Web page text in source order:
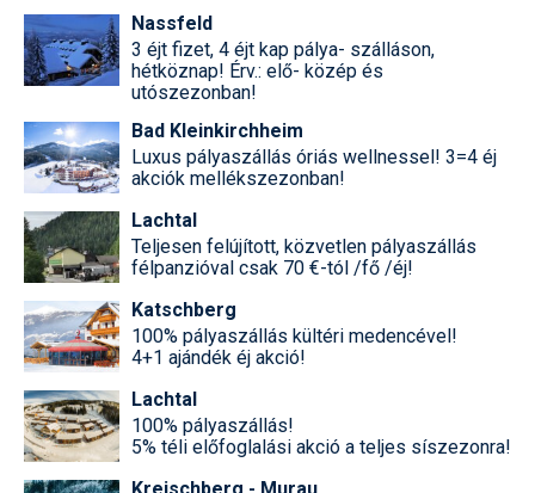
Nassfeld
3 éjt fizet, 4 éjt kap pálya- szálláson,
hétköznap! Érv.: elő- közép és
utószezonban!
Bad Kleinkirchheim
Luxus pályaszállás óriás wellnessel! 3=4 éj
akciók mellékszezonban!
Lachtal
Teljesen felújított, közvetlen pályaszállás
félpanzióval csak 70 €-tól /fő /éj!
Katschberg
100% pályaszállás kültéri medencével!
4+1 ajándék éj akció!
Lachtal
100% pályaszállás!
5% téli előfoglalási akció a teljes síszezonra!
Kreischberg - Murau